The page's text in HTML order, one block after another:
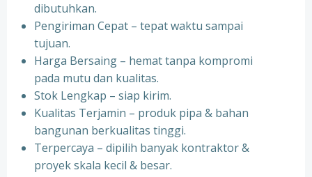
dibutuhkan.
Pengiriman Cepat – tepat waktu sampai
tujuan.
Harga Bersaing – hemat tanpa kompromi
pada mutu dan kualitas.
Stok Lengkap – siap kirim.
Kualitas Terjamin – produk pipa & bahan
bangunan berkualitas tinggi.
Terpercaya – dipilih banyak kontraktor &
proyek skala kecil & besar.